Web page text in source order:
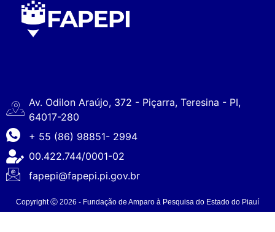
Av. Odilon Araújo, 372 - Piçarra, Teresina - PI,
64017-280
+ 55 (86) 98851- 2994
00.422.744/0001-02
fapepi@fapepi.pi.gov.br
Copyright Ⓒ 2026 - Fundação de Amparo à Pesquisa do Estado do Piauí